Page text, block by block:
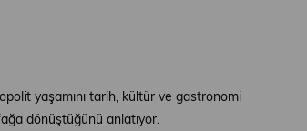
yaşamını tarih, kültür ve gastronomi
dönüştüğünü anlatıyor.